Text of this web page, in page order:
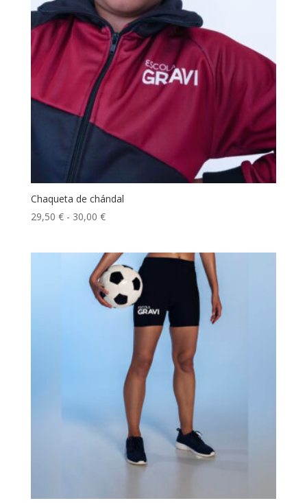
Chaqueta de chándal
29,50 € - 30,00 €Rango
desde
29,50 €
hasta
30,00 €